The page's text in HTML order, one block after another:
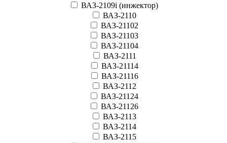
ВАЗ-2109i (инжектор)
ВАЗ-2110
ВАЗ-21102
ВАЗ-21103
ВАЗ-21104
ВАЗ-2111
ВАЗ-21114
ВАЗ-21116
ВАЗ-2112
ВАЗ-21124
ВАЗ-21126
ВАЗ-2113
ВАЗ-2114
ВАЗ-2115